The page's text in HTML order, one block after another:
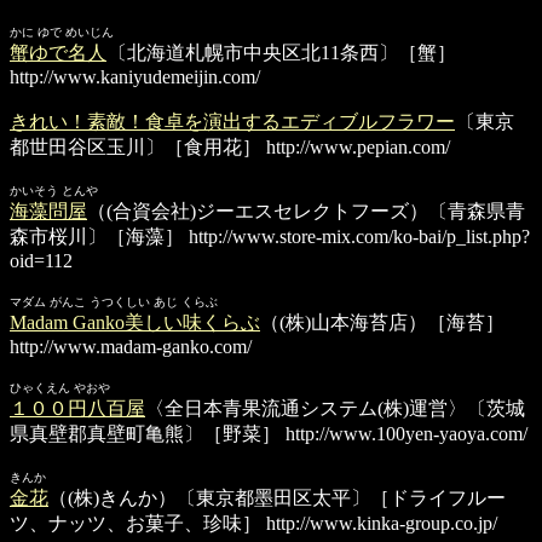
かに ゆで めいじん
蟹ゆで名人
〔北海道札幌市中央区北11条西〕［蟹］
http://www.kaniyudemeijin.com/
きれい！素敵！食卓を演出するエディブルフラワー
〔東京
都世田谷区玉川〕［食用花］
http://www.pepian.com/
かいそう とんや
海藻問屋 （(合資会社)ジーエスセレクトフーズ）〔青森県青
森市桜川〕［海藻］
http://www.store-mix.com/ko-bai/p_list.php?
oid=112
マダム がんこ うつくしい あじ くらぶ
Madam Ganko美しい味くらぶ （(株)山本海苔店）［海苔］
http://www.madam-ganko.com/
ひゃくえん やおや
１００円八百屋 〈全日本青果流通システム(株)運営〉〔茨城
県真壁郡真壁町亀熊〕［野菜］
http://www.100yen-yaoya.com/
きんか
金花 （(株)きんか）〔東京都墨田区太平〕［ドライフルー
ツ、ナッツ、お菓子、珍味］
http://www.kinka-group.co.jp/